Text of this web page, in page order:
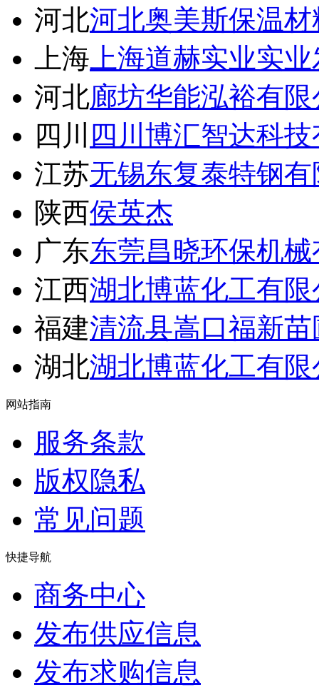
河北河北奥美斯保温
上海 上海道赫实业实
河北廊坊华能泓裕有
四川 四川博汇智达科
江苏无锡东复泰特钢
陕西侯英杰
广东东莞昌晓环保机
江西湖北博蓝化工有
福建清流县嵩口福新苗
湖北湖北博蓝化工有限
网站指南
服务条款
版权隐私
常见问题
快捷导航
商务中心
发布供应信息
发布求购信息